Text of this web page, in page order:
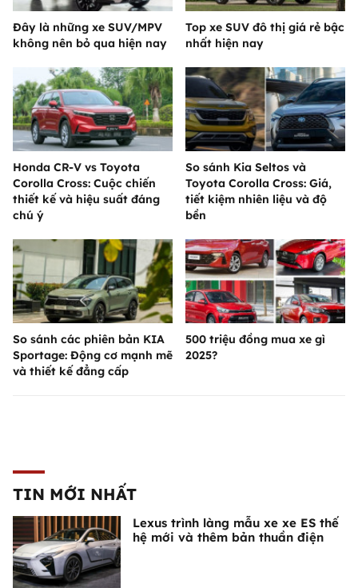
Đây là những xe SUV/MPV
không nên bỏ qua hiện nay
Top xe SUV đô thị giá rẻ bậc
nhất hiện nay
Honda CR-V vs Toyota
Corolla Cross: Cuộc chiến
thiết kế và hiệu suất đáng
chú ý
So sánh Kia Seltos và
Toyota Corolla Cross: Giá,
tiết kiệm nhiên liệu và độ
bền
So sánh các phiên bản KIA
Sportage: Động cơ mạnh mẽ
và thiết kế đẳng cấp
500 triệu đồng mua xe gì
2025?
TIN MỚI NHẤT
Lexus trình làng mẫu xe xe ES thế
hệ mới và thêm bản thuần điện